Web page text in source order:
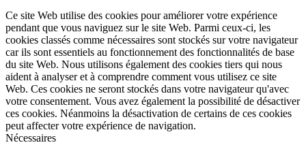
Ce site Web utilise des cookies pour améliorer votre expérience
pendant que vous naviguez sur le site Web. Parmi ceux-ci, les
cookies classés comme nécessaires sont stockés sur votre navigateur
car ils sont essentiels au fonctionnement des fonctionnalités de base
du site Web. Nous utilisons également des cookies tiers qui nous
aident à analyser et à comprendre comment vous utilisez ce site
Web. Ces cookies ne seront stockés dans votre navigateur qu'avec
votre consentement. Vous avez également la possibilité de désactiver
ces cookies. Néanmoins la désactivation de certains de ces cookies
peut affecter votre expérience de navigation.
Nécessaires